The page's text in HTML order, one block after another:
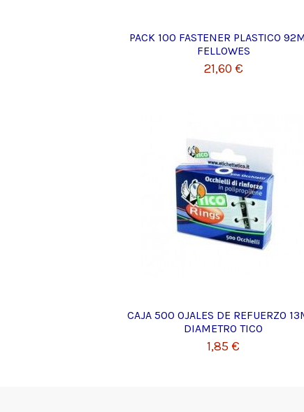
PACK 100 FASTENER PLASTICO
FELLOWES
21,60 €
CAJA 500 OJALES DE REFUERZO
DIAMETRO TICO
1,85 €